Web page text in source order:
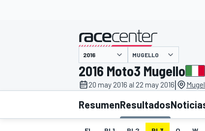
INDYCAR
presentado por
MUGELLO
2016 Moto3 Mugello
20 may 2016 al 22 may 2016|
ResumenResultados